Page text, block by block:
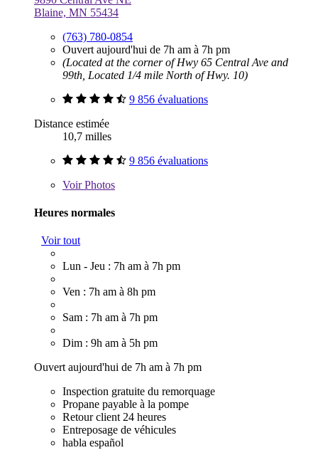
Blaine, MN 55434
(763) 780-0854
Ouvert aujourd'hui de 7h am à 7h pm
(Located at the corner of Hwy 65 Central Ave and
99th, Located 1/4 mile North of Hwy. 10)
9 856 évaluations
Distance estimée
10,7 milles
9 856 évaluations
VoirPhotos
Heures normales
Voir tout
Lun - Jeu : 7h am à 7h pm
Ven : 7h am à 8h pm
Sam : 7h am à 7h pm
Dim : 9h am à 5h pm
Ouvert aujourd'hui de 7h am à 7h pm
Inspection gratuite du remorquage
Propane payable à la pompe
Retour client 24 heures
Entreposage de véhicules
habla español